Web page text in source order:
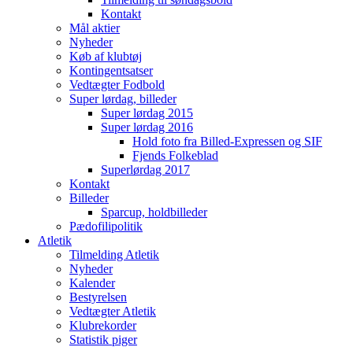
Kontakt
Mål aktier
Nyheder
Køb af klubtøj
Kontingentsatser
Vedtægter Fodbold
Super lørdag, billeder
Super lørdag 2015
Super lørdag 2016
Hold foto fra Billed-Expressen og SIF
Fjends Folkeblad
Superlørdag 2017
Kontakt
Billeder
Sparcup, holdbilleder
Pædofilipolitik
Atletik
Tilmelding Atletik
Nyheder
Kalender
Bestyrelsen
Vedtægter Atletik
Klubrekorder
Statistik piger